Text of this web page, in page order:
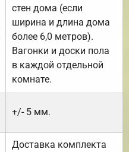
стен дома (если
ширина и длина дома
более 6,0 метров).
Вагонки и доски пола
в каждой отдельной
комнате.
+/- 5 мм.
Доставка комплекта